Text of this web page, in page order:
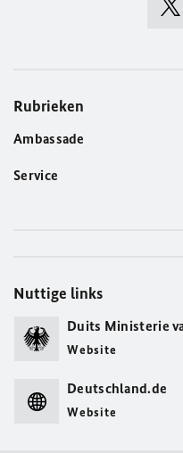
Rubrieken
Ambassade
Service
Nuttige links
Duits Ministerie
Website
Deutschland.de
Website